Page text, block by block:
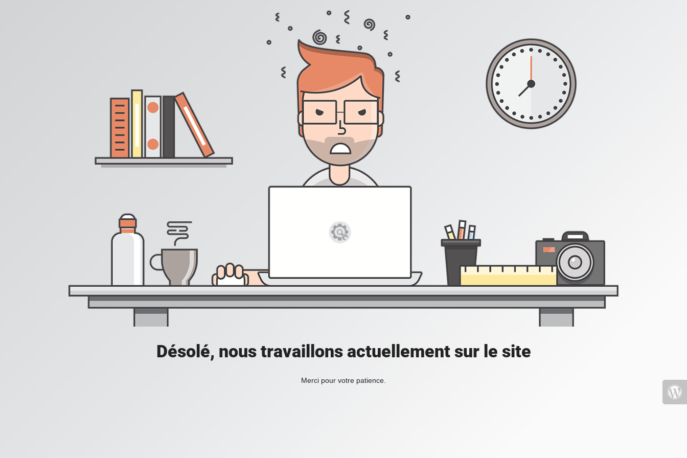
Désolé, nous travaillons actuellement sur le site
Merci pour votre patience.